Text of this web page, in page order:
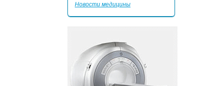
Новости медицины